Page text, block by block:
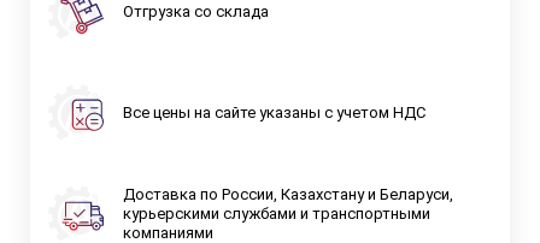
Отгрузка со склада
Все цены на сайте указаны с учетом НДС
Доставка по России, Казахстану и Беларуси,
курьерскими службами и транспортными
компаниями